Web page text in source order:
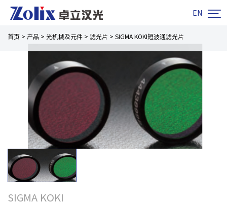
EN 
首页 > 产品 > 光机械及元件 > 滤光片 > SIGMA KOKI短波通滤光片
SIGMA KOKI